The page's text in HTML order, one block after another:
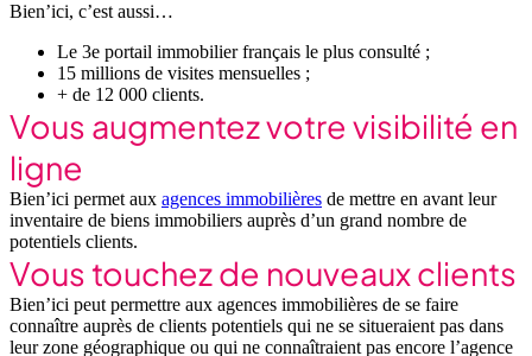
Bien’ici, c’est aussi…
Le 3e portail immobilier français le plus consulté ;
15 millions de visites mensuelles ;
+ de 12 000 clients.
Vous augmentez votre visibilité en
ligne
Bien’ici permet aux agences immobilières de mettre en avant leur
inventaire de biens immobiliers auprès d’un grand nombre de
potentiels clients.
Vous touchez de nouveaux clients
Bien’ici peut permettre aux agences immobilières de se faire
connaître auprès de clients potentiels qui ne se situeraient pas dans
leur zone géographique ou qui ne connaîtraient pas encore l’agence